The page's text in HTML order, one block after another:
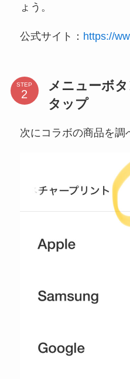
ょう。
公式サイト： https://
STEP
メニューボ
タップ
次にコラボの商品を調